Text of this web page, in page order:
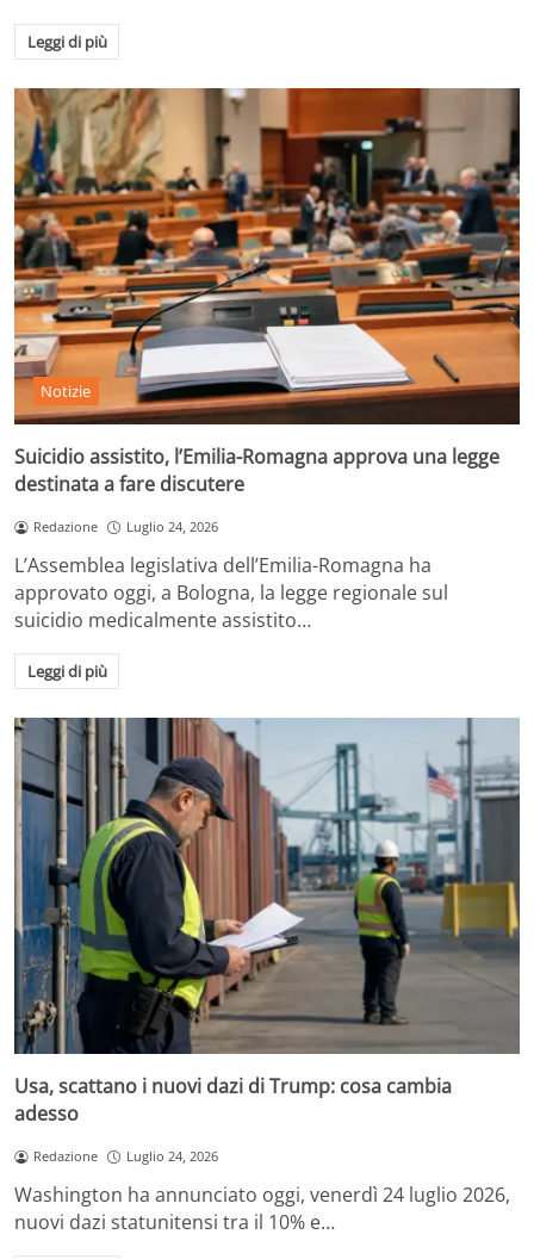
Leggi di più
Notizie
Suicidio assistito, l’Emilia-Romagna approva una legge
destinata a fare discutere
Redazione Luglio 24, 2026
L’Assemblea legislativa dell’Emilia-Romagna ha
approvato oggi, a Bologna, la legge regionale sul
suicidio medicalmente assistito…
Leggi di più
Usa, scattano i nuovi dazi di Trump: cosa cambia
adesso
Redazione Luglio 24, 2026
Washington ha annunciato oggi, venerdì 24 luglio 2026,
nuovi dazi statunitensi tra il 10% e…